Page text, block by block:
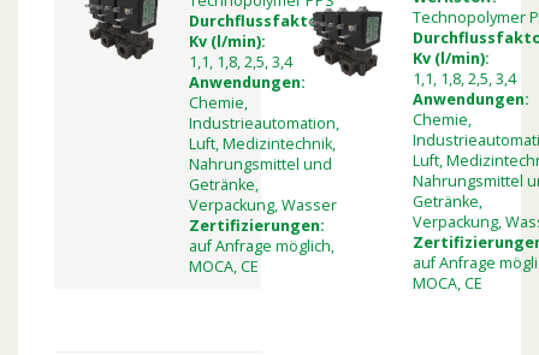
Durchflussfaktor
Kv (l/min):
1,1, 1,8, 2,5, 3,4
Anwendungen:
Chemie,
Industrieautomation,
Luft, Medizintechnik,
Nahrungsmittel und
Getränke,
Verpackung, Wasser
Zertifizierungen:
auf Anfrage möglich,
MOCA, CE
Technopolymer
Kv (l/min):
1,1, 1,8, 2,5, 3,4
Anwendungen:
Chemie,
Luft,
Nahrungsmittel
Getränke,
Verpackung,
auf Anfrage
MOCA, CE